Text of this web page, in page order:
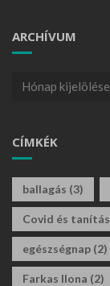
ARCHÍVUM
CÍMKÉK
ballagás (3)
Covid és tanítás
egészségnap (2)
Farkas Ilona (2)